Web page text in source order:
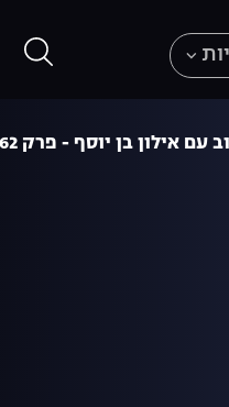
עם אילון בן יוסף - פרק 62